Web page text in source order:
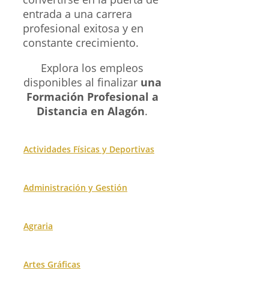
entrada a una carrera
profesional exitosa y en
constante crecimiento.
Explora los empleos
disponibles al finalizar una
Formación Profesional a
Distancia en Alagón.
Actividades Físicas y Deportivas
Administración y Gestión
Agraria
Artes Gráficas